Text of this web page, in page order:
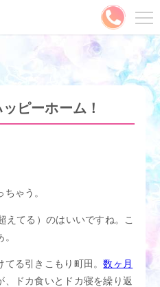
こちら
やさMとは？
ピーホーム！
ゃう。
えてる）のはいいですね。こ
てる引きこもり町田。数ヶ月
、ドカ食いとドカ寝を繰り返